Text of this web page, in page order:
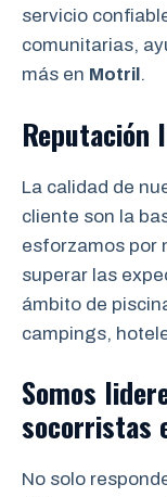
servicio
comunitarias,
más en Motril.
Reputación
La calidad de
cliente son la
esforzamos por
superar las
ámbito de
campings,
Somos
socorristas
No solo